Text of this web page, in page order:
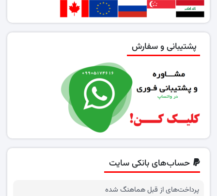
پشتیبانی و سفارش
حساب‌های بانکی سایت
پرداخت‌های از قبل هماهنگ شده